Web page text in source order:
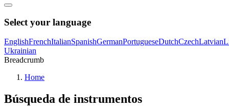
Select your language
EnglishFrenchItalianSpanishGermanPortugueseDutchCzechLatvian
Ukrainian
Breadcrumb
Home
Búsqueda de instrumentos